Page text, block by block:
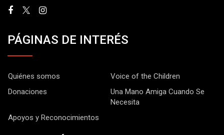
PÁGINAS DE INTERÉS
Quiénes somos
Voice of the Children
Donaciones
Una Mano Amiga Cuando Se
Necesita
Apoyos y Reconocimientos